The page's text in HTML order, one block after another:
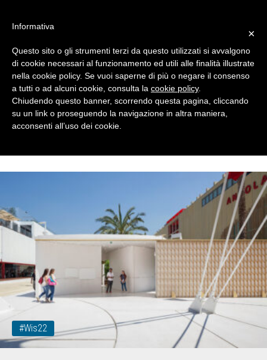
#WIS22
Home
Forum 2023
Chi siamo
#wis22
×
Informativa
Questo sito o gli strumenti terzi da questo utilizzati si avvalgono
di cookie necessari al funzionamento ed utili alle finalità illustrate
nella cookie policy. Se vuoi saperne di più o negare il consenso
a tutti o ad alcuni cookie, consulta la cookie policy.
Chiudendo questo banner, scorrendo questa pagina, cliccando
su un link o proseguendo la navigazione in altra maniera,
acconsenti all’uso dei cookie.